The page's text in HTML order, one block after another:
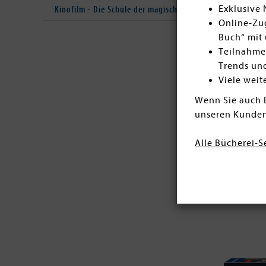
Exklusive
Online-
Buch“ mit
Trends
Viele
Wenn Sie auch
unseren
Alle Bücherei-